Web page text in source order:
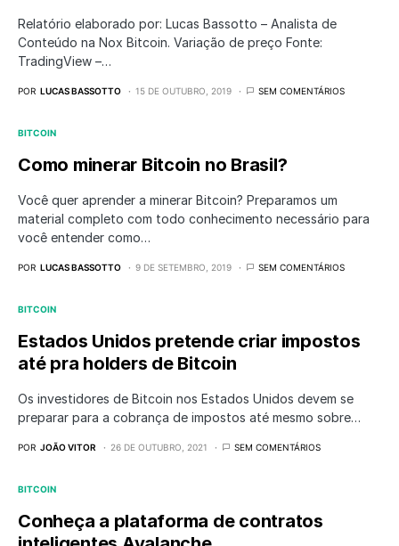
Relatório elaborado por: Lucas Bassotto – Analista de
Conteúdo na Nox Bitcoin. Variação de preço Fonte:
TradingView –…
POR LUCAS BASSOTTO 15 DE OUTUBRO, 2019 SEM COMENTÁRIOS
BITCOIN
Como minerar Bitcoin no Brasil?
Você quer aprender a minerar Bitcoin? Preparamos um
material completo com todo conhecimento necessário para
você entender como…
POR LUCAS BASSOTTO 9 DE SETEMBRO, 2019 SEM COMENTÁRIOS
BITCOIN
Estados Unidos pretende criar impostos
até pra holders de Bitcoin
Os investidores de Bitcoin nos Estados Unidos devem se
preparar para a cobrança de impostos até mesmo sobre…
POR JOÃO VITOR 26 DE OUTUBRO, 2021 SEM COMENTÁRIOS
BITCOIN
Conheça a plataforma de contratos